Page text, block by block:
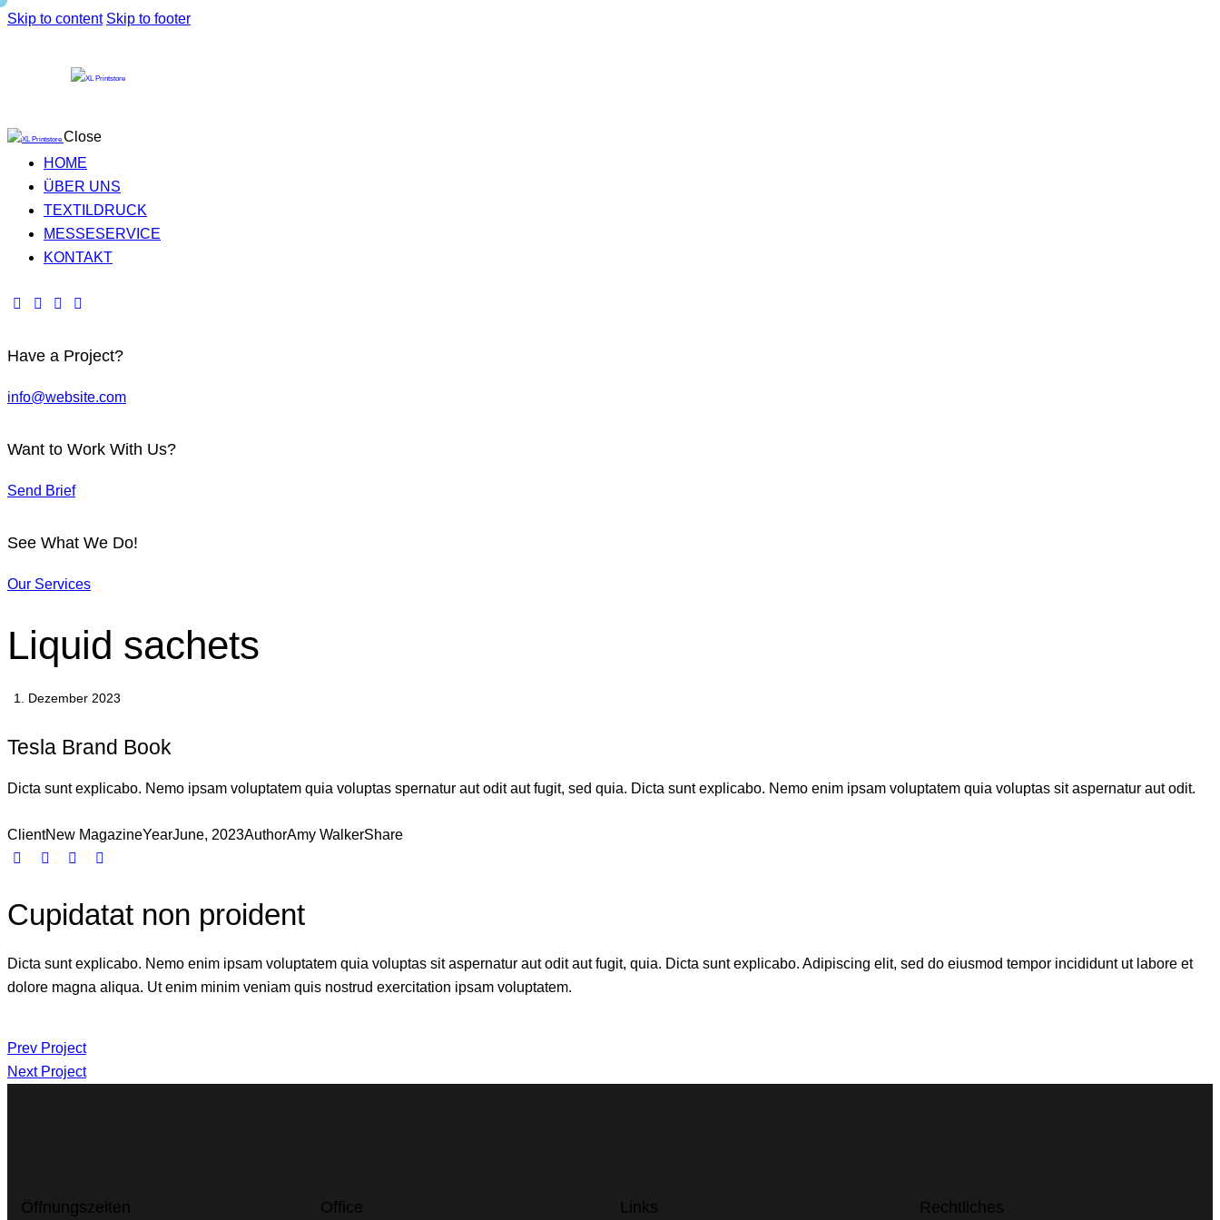
Skip to content Skip to footer
Close
HOME
ÜBER UNS
TEXTILDRUCK
MESSESERVICE
KONTAKT
Have a Project?
info@website.com
Want to Work With Us?
Send Brief
See What We Do!
Our Services
Liquid sachets
1. Dezember 2023
Tesla Brand Book
Dicta sunt explicabo. Nemo ipsam voluptatem quia voluptas spernatur aut odit aut fugit, sed quia. Dicta sunt explicabo. Nemo enim ipsam voluptatem quia voluptas sit aspernatur aut odit.
ClientNew MagazineYearJune, 2023AuthorAmy WalkerShare
Cupidatat non proident
Dicta sunt explicabo. Nemo enim ipsam voluptatem quia voluptas sit aspernatur aut odit aut fugit, quia. Dicta sunt explicabo. Adipiscing elit, sed do eiusmod tempor incididunt ut labore et
dolore magna aliqua. Ut enim minim veniam quis nostrud exercitation ipsam voluptatem.
Prev Project
Next Project
Öffnungszeiten Office Links Rechtliches